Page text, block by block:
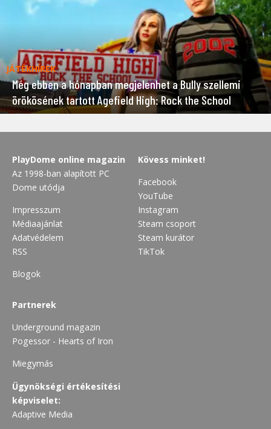
JÁTÉKHÍREK
Még ebben a hónapban megjelenhet a Bully szellemi
örökösének tartott Agefield High: Rock the School
PlayDome online magazin
Az 1998-ban alapított PC
Dome utódja
Impresszum
Médiaajánlat
Adatvédelem
RSS
Blogok
Kövess minket!
Facebook
YouTube
Instagram
Steam csoport
Steam kurátor
TikTok
Partnerek
Underground magazin
Pogessor - Hearts of Iron
Miegymás
Ügynökségi értékesítési
képviselet:
Adaptive Media